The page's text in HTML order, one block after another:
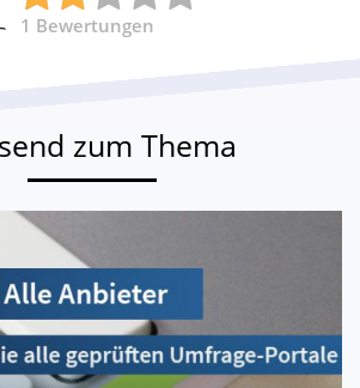
1 Bewertungen
zum Thema